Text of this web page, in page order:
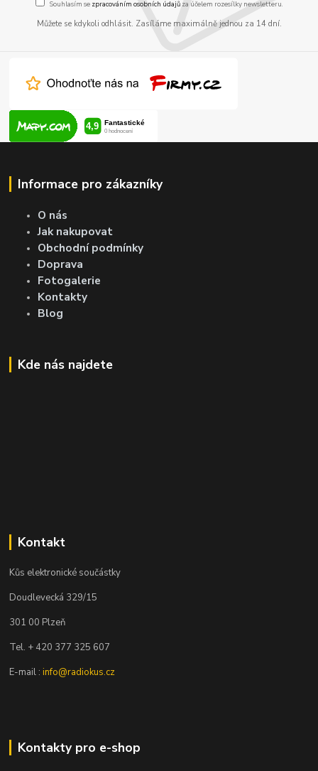
Souhlasím se zpracováním osobních údajůza účelem rozesílky newsletteru.
Můžete se kdykoli odhlásit. Zasíláme maximálně jednou za 14 dní.
Informace pro zákazníky
O nás
Jak nakupovat
Obchodní podmínky
Doprava
Fotogalerie
Kontakty
Blog
Kde nás najdete
Kontakt
Kůs elektronické součástky
Doudlevecká 329/15
301 00 Plzeň
Tel. + 420 377 325 607
E-mail :info@radiokus.cz
Kontakty pro e-shop